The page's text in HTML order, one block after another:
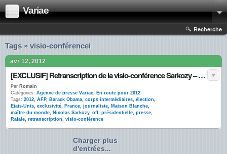
Variae
Recherche
Tags » visio-conférencei
avr 12, 2012
[EXCLUSIF] Retranscription de la visio-conférence Sarkozy – Obama
Par Romain
Catégories: Agence de presse Variae, En route pour 2012
Tags: 2012, AFP, Barack Obama, corps intermédiaires, élection,
Etats-Unis, exclusivité, France, journaliste, Maison Blanche,
maître du monde, Nicolas Sarkozy, off, présidentielle, presse,
Rafale, retranscription, visio-conférence
Charger plus
d'entrées...